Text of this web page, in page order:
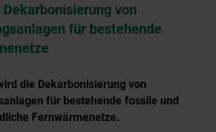
von
für bestehende
die Dekarbonisierung von
für bestehende fossile und
Fernwärmenetze.